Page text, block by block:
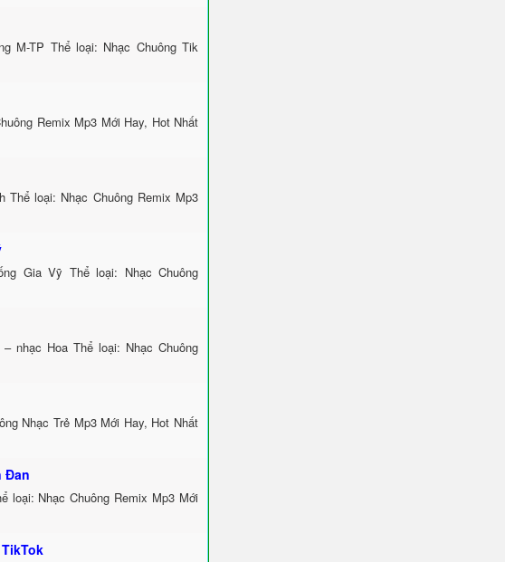
M-TP Thể loại: Nhạc Chuông Tik
Remix Mp3 Mới Hay, Hot Nhất
Thể loại: Nhạc Chuông Remix Mp3
Gia Vỹ Thể loại: Nhạc Chuông
nhạc Hoa Thể loại: Nhạc Chuông
Nhạc Trẻ Mp3 Mới Hay, Hot Nhất
Đan
loại: Nhạc Chuông Remix Mp3 Mới